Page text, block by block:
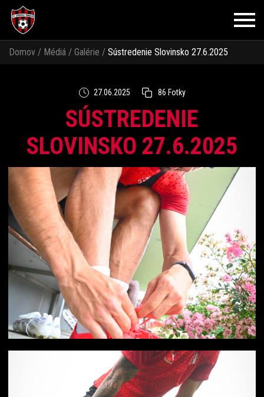
Domov / Médiá / Galérie / Sústredenie Slovinsko 27.6.2025
27.06.2025 86 Fotky
SÚSTREDENIE
SLOVINSKO 27.6.2025